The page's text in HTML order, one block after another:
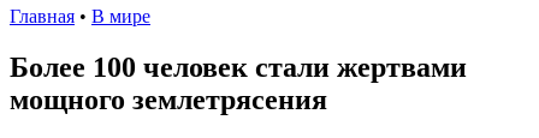
Главная • В мире
Более 100 человек стали жертвами
мощного землетрясения